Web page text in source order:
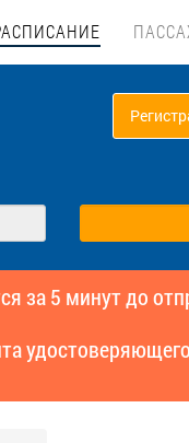
за 5 минут до